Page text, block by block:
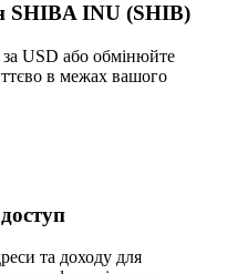
SHIBA INU (SHIB)
USD або обмінюйте
в межах вашого
та доходу для